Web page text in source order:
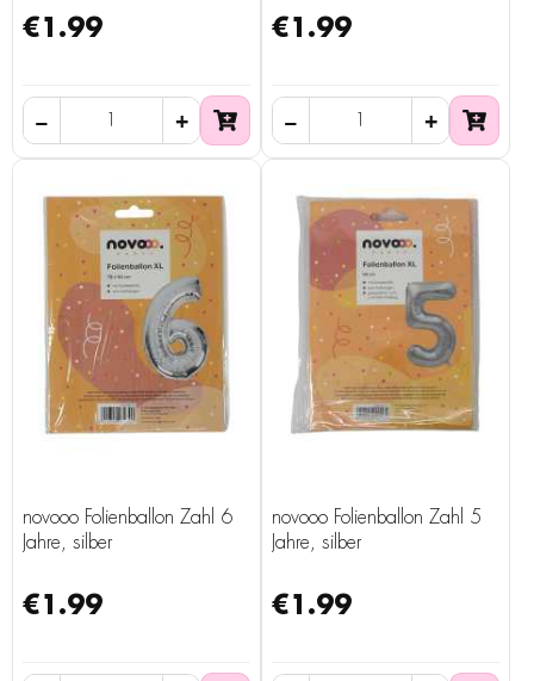
€1.99 €1.99
novooo Folienballon Zahl 6
Jahre, silber
€1.99
novooo Folienballon Zahl 5
Jahre, silber
€1.99